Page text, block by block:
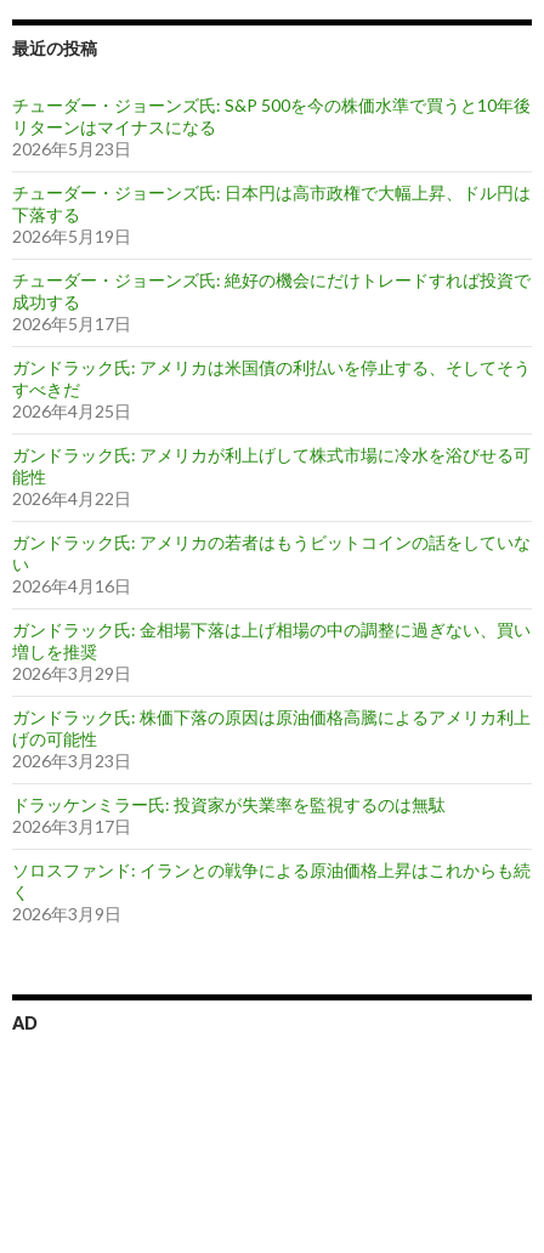
最近の投稿
チューダー・ジョーンズ氏: S&P 500を今の株価水準で買うと10年後
リターンはマイナスになる
2026年5月23日
チューダー・ジョーンズ氏: 日本円は高市政権で大幅上昇、ドル円は
下落する
2026年5月19日
チューダー・ジョーンズ氏: 絶好の機会にだけトレードすれば投資で
成功する
2026年5月17日
ガンドラック氏: アメリカは米国債の利払いを停止する、そしてそう
すべきだ
2026年4月25日
ガンドラック氏: アメリカが利上げして株式市場に冷水を浴びせる可
能性
2026年4月22日
ガンドラック氏: アメリカの若者はもうビットコインの話をしていな
い
2026年4月16日
ガンドラック氏: 金相場下落は上げ相場の中の調整に過ぎない、買い
増しを推奨
2026年3月29日
ガンドラック氏: 株価下落の原因は原油価格高騰によるアメリカ利上
げの可能性
2026年3月23日
ドラッケンミラー氏: 投資家が失業率を監視するのは無駄
2026年3月17日
ソロスファンド: イランとの戦争による原油価格上昇はこれからも続
く
2026年3月9日
AD